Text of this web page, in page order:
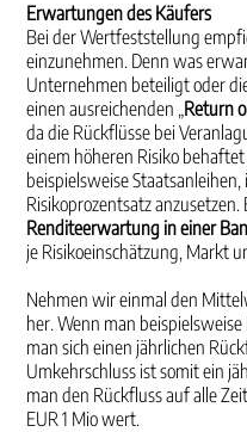
Erwartungen des Käufers
Bei der Wertfeststellung
einzunehmen. Denn was
Unternehmen beteiligt oder
einen ausreichenden „Return
da die Rückflüsse bei
einem höheren Risiko
beispielsweise
Risikoprozentsatz anzusetzen.
Renditeerwartung in einer
je Risikoeinschätzung, Markt
Nehmen wir einmal den
her. Wenn man
man sich einen jährlichen
Umkehrschluss ist somit ein
man den Rückfluss auf alle
EUR 1 Mio wert.